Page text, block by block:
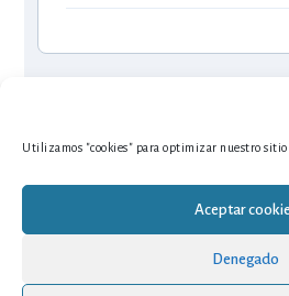
Utilizamos "cookies" para optimizar nuestro sitio
Aceptar
Denegado